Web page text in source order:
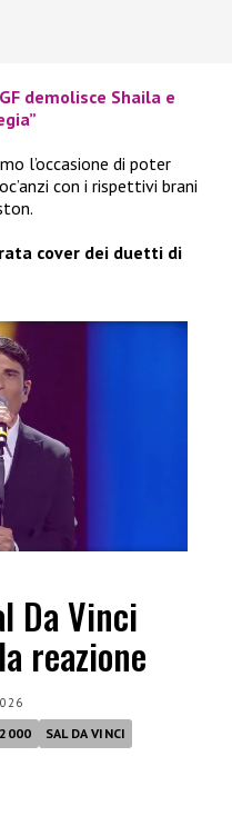
demolisce Shaila e
l’occasione di poter
con i rispettivi brani
cover dei duetti di
Da Vinci
reazione
SAL DA VINCI